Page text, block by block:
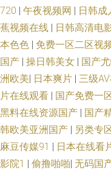
观看 日本a区 精品久久中文
蝌蚪熟女成人 污影院啪啪啪
码视频网 日韩成人在线免費
无码导航 91tv在线网站 日韩
观看入口 九九热精品国产 免
720 | 午夜视频网 | 日韩成
蕉视频在线 | 日韩高清电
本色色 | 免费一区二区视
国产 | 操日韩美女 | 国产
洲欧美| 日本爽片 | 三级
片在线观看 | 国产免费一
黑料在线资源国产 | 国产
韩欧美亚洲国产 | 另类专
麻豆传媒91 | 日本在线看
影院1 | 偷撸啪啪| 无码国